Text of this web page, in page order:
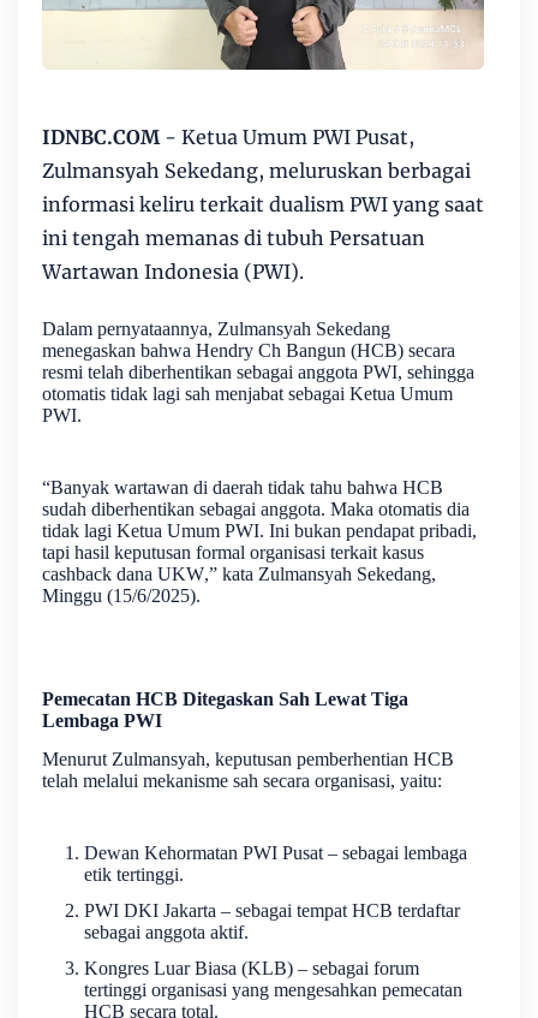
IDNBC.COM - Ketua Umum PWI Pusat,
Zulmansyah Sekedang, meluruskan berbagai
informasi keliru terkait dualism PWI yang saat
ini tengah memanas di tubuh Persatuan
Wartawan Indonesia (PWI).
Dalam pernyataannya, Zulmansyah Sekedang
menegaskan bahwa Hendry Ch Bangun (HCB) secara
resmi telah diberhentikan sebagai anggota PWI, sehingga
otomatis tidak lagi sah menjabat sebagai Ketua Umum
PWI.
“Banyak wartawan di daerah tidak tahu bahwa HCB
sudah diberhentikan sebagai anggota. Maka otomatis dia
tidak lagi Ketua Umum PWI. Ini bukan pendapat pribadi,
tapi hasil keputusan formal organisasi terkait kasus
cashback dana UKW,” kata Zulmansyah Sekedang,
Minggu (15/6/2025).
Pemecatan HCB Ditegaskan Sah Lewat Tiga
Lembaga PWI
Menurut Zulmansyah, keputusan pemberhentian HCB
telah melalui mekanisme sah secara organisasi, yaitu:
Dewan Kehormatan PWI Pusat – sebagai lembaga
etik tertinggi.
PWI DKI Jakarta – sebagai tempat HCB terdaftar
sebagai anggota aktif.
Kongres Luar Biasa (KLB) – sebagai forum
tertinggi organisasi yang mengesahkan pemecatan
HCB secara total.